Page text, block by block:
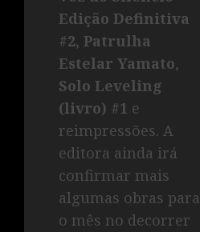
Edição Definitiva
#2, Patrulha
Estelar Yamato,
Solo Leveling
(livro) #1 e
reimpressões. A
editora ainda irá
confirmar mais
algumas obras para
o mês no decorrer